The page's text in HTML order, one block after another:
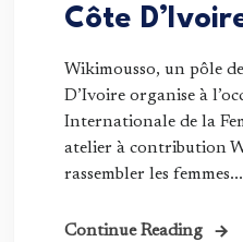
Côte
Wikimousso, un pôle
D’Ivoire organise à
Internationale de la
atelier à contribution
rassembler les femmes...
Continue Reading